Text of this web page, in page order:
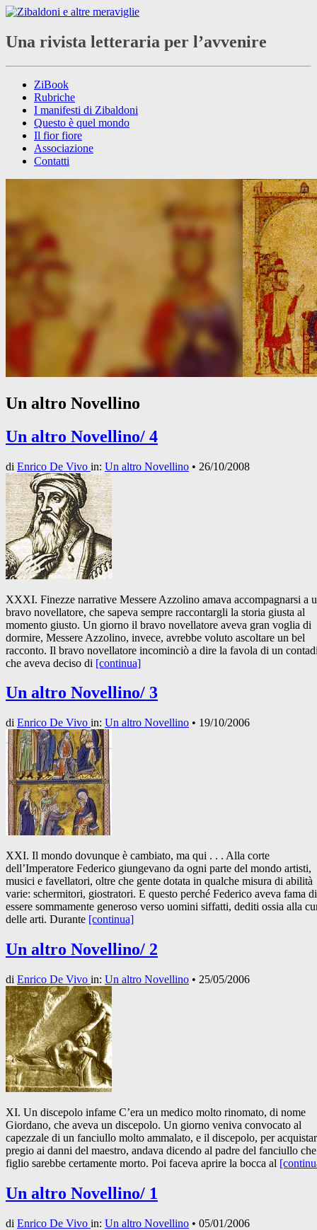
Una rivista letteraria per l’avvenire
ZiBook
Rubriche
I manifesti di Zibaldoni
Questo è quel mondo
Il fior fiore
Associazione
Contatti
Un altro Novellino
Un altro Novellino/ 4
di Enrico De Vivo in: Un altro Novellino • 26/10/2008
XXXI. Finezze narrative Messere Azzolino amava accompagnarsi a
bravo novellatore, che sapeva sempre raccontargli la storia giusta al
momento giusto. Un giorno il bravo novellatore aveva gran voglia di
dormire, Messere Azzolino, invece, avrebbe voluto ascoltare un bel
racconto. Il bravo novellatore incominciò a dire la favola di un
che aveva deciso di [continua]
Un altro Novellino/ 3
di Enrico De Vivo in: Un altro Novellino • 19/10/2006
XXI. Il mondo dovunque è cambiato, ma qui . . . Alla corte
dell’Imperatore Federico giungevano da ogni parte del mondo artisti,
musici e favellatori, oltre che gente dotata in qualche misura di abilità
varie: schermitori, giostratori. E questo perché Federico aveva fama di
essere sommamente generoso verso uomini siffatti, dediti ossia alla
delle arti. Durante [continua]
Un altro Novellino/ 2
di Enrico De Vivo in: Un altro Novellino • 25/05/2006
XI. Un discepolo infame C’era un medico molto rinomato, di nome
Giordano, che aveva un discepolo. Un giorno veniva convocato al
capezzale di un fanciullo molto ammalato, e il discepolo, per acquistar
pregio ai danni del maestro, andava dicendo al padre del fanciullo
figlio sarebbe certamente morto. Poi faceva aprire la bocca al
Un altro Novellino/ 1
di Enrico De Vivo in: Un altro Novellino • 05/01/2006